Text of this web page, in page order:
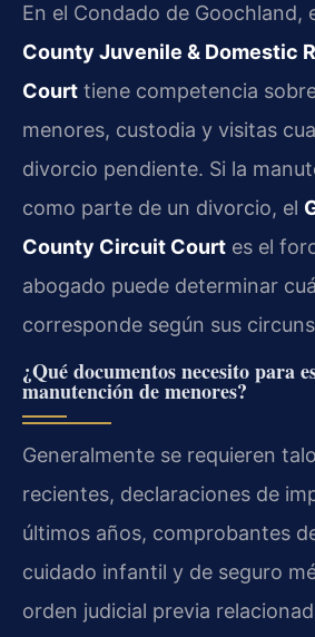
En el Condado de Goochland,
County Juvenile & Domestic
Court tiene competencia
menores, custodia y visitas
divorcio pendiente. Si la
como parte de un divorcio, el
County Circuit Court es el
abogado puede determinar
corresponde según sus
¿Qué documentos necesito para
manutención de menores?
Generalmente se requieren
recientes, declaraciones de
últimos años, comprobantes
cuidado infantil y de seguro
orden judicial previa